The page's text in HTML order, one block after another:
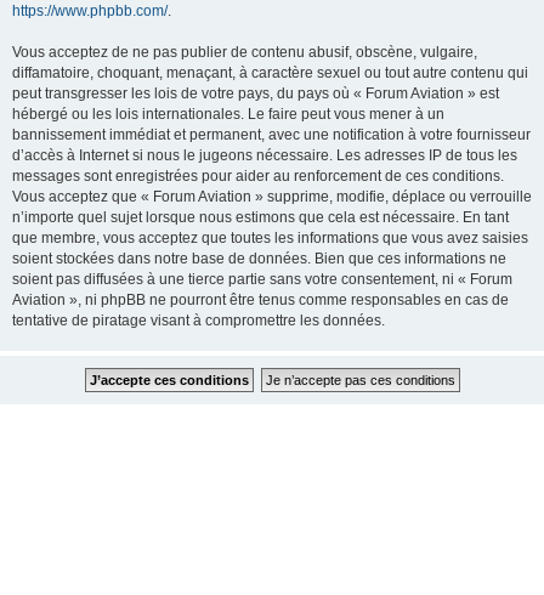
https://www.phpbb.com/.
Vous acceptez de ne pas publier de contenu abusif, obscène, vulgaire,
diffamatoire, choquant, menaçant, à caractère sexuel ou tout autre contenu qui
peut transgresser les lois de votre pays, du pays où « Forum Aviation » est
hébergé ou les lois internationales. Le faire peut vous mener à un
bannissement immédiat et permanent, avec une notification à votre fournisseur
d’accès à Internet si nous le jugeons nécessaire. Les adresses IP de tous les
messages sont enregistrées pour aider au renforcement de ces conditions.
Vous acceptez que « Forum Aviation » supprime, modifie, déplace ou verrouille
n’importe quel sujet lorsque nous estimons que cela est nécessaire. En tant
que membre, vous acceptez que toutes les informations que vous avez saisies
soient stockées dans notre base de données. Bien que ces informations ne
soient pas diffusées à une tierce partie sans votre consentement, ni « Forum
Aviation », ni phpBB ne pourront être tenus comme responsables en cas de
tentative de piratage visant à compromettre les données.